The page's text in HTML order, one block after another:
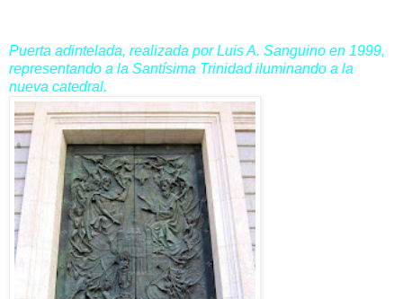
Puerta adintelada, realizada por Luis A. Sanguino en 1999,
representando a la Santísima Trinidad iluminando a la
nueva catedral.